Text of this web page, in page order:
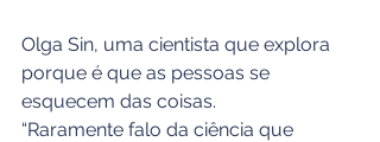
Olga Sin, uma cientista que explora
porque é que as pessoas se
esquecem das coisas.
“Raramente falo da ciência que